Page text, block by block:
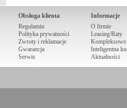
Obsługa klienta
Regulamin
Polityka prywatności
Zwroty i reklamacje
Gwarancja
Serwis
Informacje
O firmie
Leasing/Raty
Kompleksowe
Inteligentna
Aktualności